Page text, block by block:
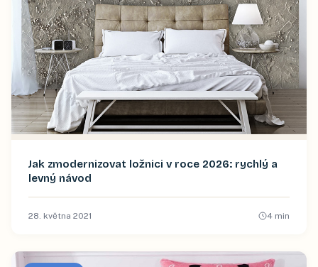
Jak zmodernizovat ložnici v roce 2026: rychlý a
levný návod
28. května 2021 4 min